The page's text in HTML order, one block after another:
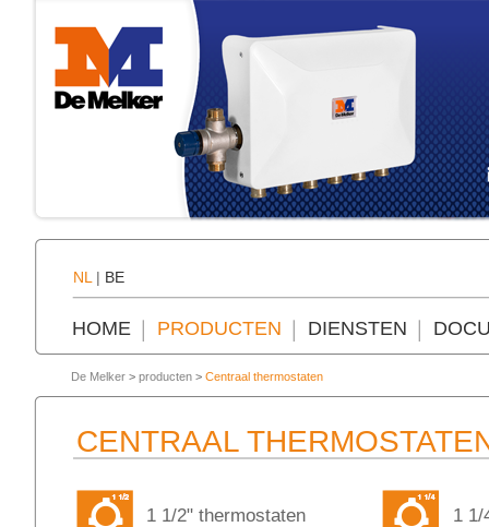
NL | BE
HOME PRODUCTEN DIENSTEN
De Melker > producten > Centraal thermostaten
CENTRAAL
1 1/2" thermostaten 1 1/